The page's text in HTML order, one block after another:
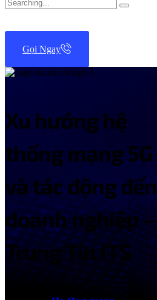
for:
Gọi Ngay
Xu hướng hệ
thống mạng 5G
và tác động đến
doanh nghiệp –
Trung Tín ITS